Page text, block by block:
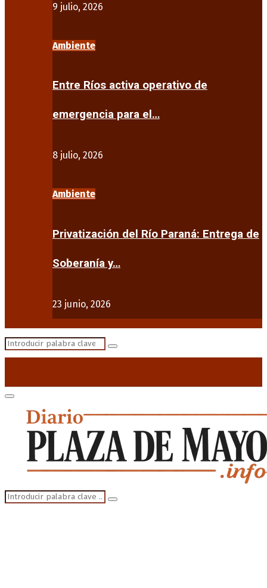
9 julio, 2026
Ambiente
Entre Ríos activa operativo de
emergencia para el…
8 julio, 2026
Ambiente
Privatización del Río Paraná: Entrega de
Soberanía y…
23 junio, 2026
Search
Search
Primary
Menu
Search
for:
Search